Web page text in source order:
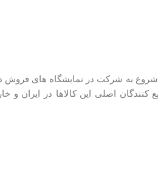
ما در کیان کالا از سال 1385 در زمینه توزیع لوازم کوچک خانگی فعالیت خود را